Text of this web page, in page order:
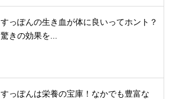
すっぽんの生き血が体に良いってホント？
驚きの効果を...
すっぽんは栄養の宝庫！なかでも豊富な